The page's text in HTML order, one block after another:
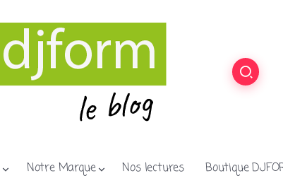
Notre Marque Nos lectures Boutique